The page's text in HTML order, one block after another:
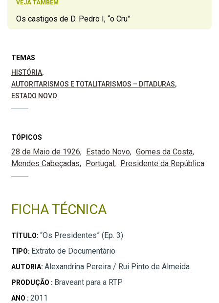
VEJA TAMBÉM
Os castigos de D. Pedro I, “o Cru”
TEMAS
HISTÓRIA
AUTORITARISMOS E TOTALITARISMOS – DITADURAS
ESTADO NOVO
TÓPICOS
28 de Maio de 1926 Estado Novo
Gomes da Costa
Mendes Cabeçadas
Portugal Presidente da República
FICHA TÉCNICA
TÍTULO: “Os Presidentes” (Ep. 3)
TIPO: Extrato de Documentário
AUTORIA: Alexandrina Pereira / Rui Pinto de Almeida
PRODUÇÃO : Braveant para a RTP
ANO : 2011